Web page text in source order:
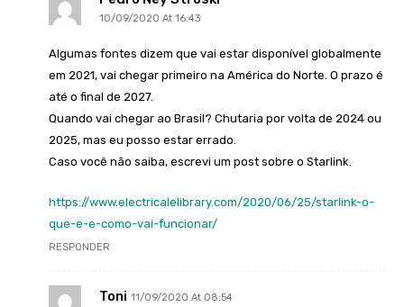
10/09/2020 At 16:43
Algumas fontes dizem que vai estar disponível globalmente
em 2021, vai chegar primeiro na América do Norte. O prazo é
até o final de 2027.
Quando vai chegar ao Brasil? Chutaria por volta de 2024 ou
2025, mas eu posso estar errado.
Caso você não saiba, escrevi um post sobre o Starlink.
https://www.electricalelibrary.com/2020/06/25/starlink-o-
que-e-e-como-vai-funcionar/
RESPONDER
Toni 11/09/2020 At 08:54